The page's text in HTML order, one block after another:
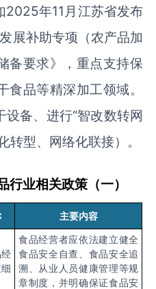
2025年11月江苏省发布
展补助专项（农产品加
备要求》，重点支持保
品等精深加工领域。
备、进行“智改数转网
转型、网络化联接）。
行业相关政策（一）
主要内容
食品经营者应依法建立健全
食品安全自查、食品安全追
溯、从业人员健康管理等规
章制度，并明确保证食品安